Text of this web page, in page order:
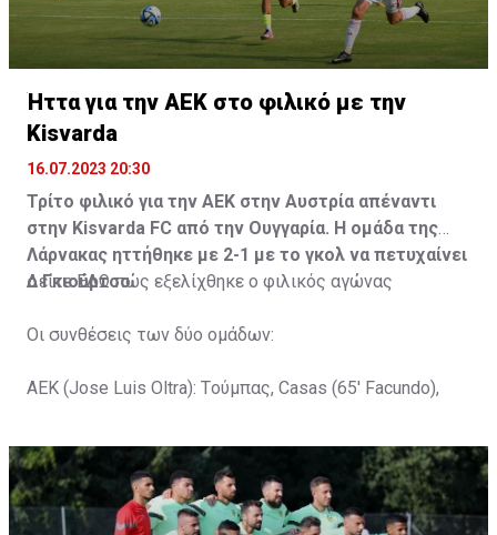
Ήττα για την ΑΕΚ στο φιλικό με την
Kisvarda
16.07.2023 20:30
Τρίτο φιλικό για την ΑΕΚ στην Αυστρία απέναντι
στην Kisvarda FC από την Ουγγαρία. Η ομάδα της
Λάρνακας ηττήθηκε με 2-1 με το γκολ να πετυχαίνει
ο Γκιούρτσο.
ΔείτεΕΔΩπώς εξελίχθηκε ο φιλικός αγώνας
Οι συνθέσεις των δύο ομάδων:
ΑΕΚ (Jose Luis Oltra): Tούμπας, Casas (65' Facundo),
Tomovic), Aνδρέου (65' Angel) , Κωνσταντή (65' Sol),
Τζιωρτζής (65' Faraj), Κατελάρης (65' Milicevic).